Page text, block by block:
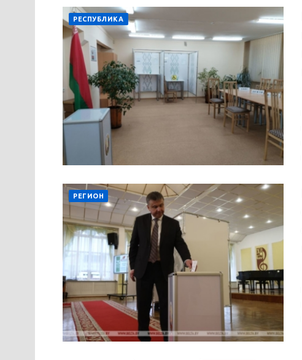
РЕСПУБЛИКА
РЕГИОН